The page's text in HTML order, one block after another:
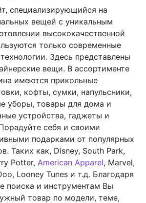
специализирующийся на
вещей с уникальным
высококачественной
только современные
Здесь представлены
вещи. В ассортименте
имеются прикольные
кофты, сумки, напульсники,
уборы, товары для дома и
устройства, гаджеты и
себя и своими
подарками от популярных
Таких как, Disney, South Park,
Potter, American Apparel, Marvel,
Looney Tunes и т.д. Благодаря
поиска и инструментам Вы
товар по модели, теме,